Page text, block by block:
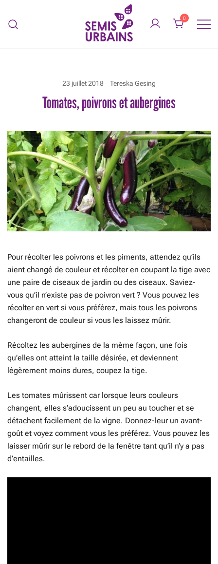
content
0
23 juillet 2018 Tereska Gesing
Tomates, poivrons et aubergines
Pour récolter les poivrons et les piments, attendez qu’ils
aient changé de couleur et récolter en coupant la tige avec
une paire de ciseaux de jardin ou des ciseaux. Saviez-
vous qu’il n’existe pas de poivron vert ? Vous pouvez les
récolter en vert si vous préférez, mais tous les poivrons
changeront de couleur si vous les laissez mûrir.
Récoltez les aubergines de la même façon, une fois
qu’elles ont atteint la taille désirée, et deviennent
légèrement moins dures, coupez la tige.
Les tomates mûrissent car lorsque leurs couleurs
changent, elles s’adoucissent un peu au toucher et se
détachent facilement de la vigne. Donnez-leur un avant-
goût et voyez comment vous les préférez. Vous pouvez les
laisser mûrir sur le rebord de la fenêtre tant qu’il n’y a pas
d’entailles.